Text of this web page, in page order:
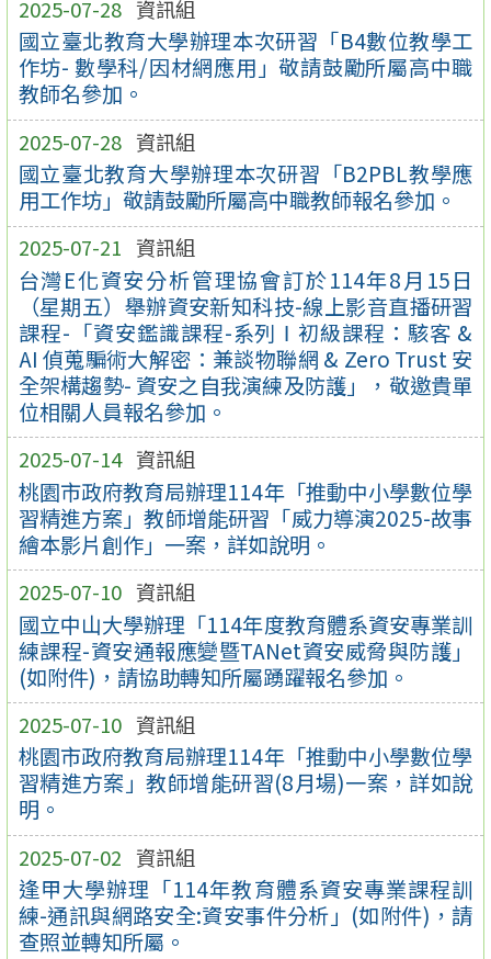
2025-07-28 資訊組
國立臺北教育大學辦理本次研習「B4數位教學工
作坊- 數學科/因材網應用」敬請鼓勵所屬高中職
教師名參加。
2025-07-28 資訊組
國立臺北教育大學辦理本次研習「B2PBL教學應
用工作坊」敬請鼓勵所屬高中職教師報名參加。
2025-07-21 資訊組
台灣E化資安分析管理協會訂於114年8月15日
（星期五）舉辦資安新知科技-線上影音直播研習
課程-「資安鑑識課程-系列Ⅰ初級課程：駭客 &
AI 偵蒐騙術大解密：兼談物聯網 & Zero Trust 安
全架構趨勢- 資安之自我演練及防護」，敬邀貴單
位相關人員報名參加。
2025-07-14 資訊組
桃園市政府教育局辦理114年「推動中小學數位學
習精進方案」教師增能研習「威力導演2025-故事
繪本影片創作」一案，詳如說明。
2025-07-10 資訊組
國立中山大學辦理「114年度教育體系資安專業訓
練課程-資安通報應變暨TANet資安威脅與防護」
(如附件)，請協助轉知所屬踴躍報名參加。
2025-07-10 資訊組
桃園市政府教育局辦理114年「推動中小學數位學
習精進方案」教師增能研習(8月場)一案，詳如說
明。
2025-07-02 資訊組
逢甲大學辦理「114年教育體系資安專業課程訓
練-通訊與網路安全:資安事件分析」(如附件)，請
查照並轉知所屬。